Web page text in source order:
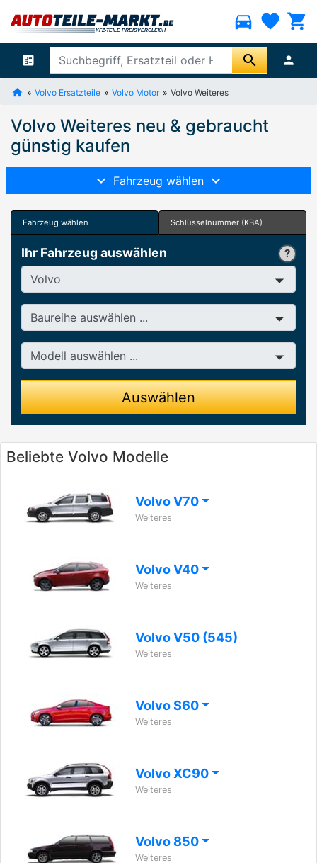
directions_car favorite shopping_cart
ballot search person
Volvo Ersatzteile Volvo Motor Volvo Weiteres
Volvo Weiteres neu & gebraucht
günstig kaufen
Fahrzeug wählen
Fahrzeug wählen Schlüsselnummer (KBA)
Ihr Fahrzeug auswählen
Hersteller
Baureihe
Modell
Auswählen
Beliebte Volvo Modelle
Volvo V70
Weiteres
Volvo V40
Weiteres
Volvo V50 (545)
Weiteres
Volvo S60
Weiteres
Volvo XC90
Weiteres
Volvo 850
Weiteres